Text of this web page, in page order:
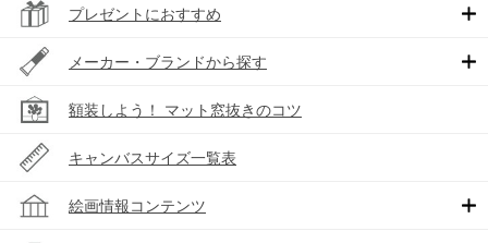
プレゼントにおすすめ
メーカー・ブランドから探す
額装しよう！ マット窓抜きのコツ
キャンバスサイズ一覧表
絵画情報コンテンツ